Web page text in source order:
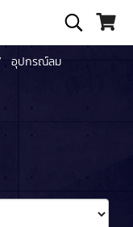
อุปกรณ์ลม